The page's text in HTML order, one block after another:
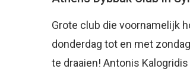
Grote club die voornamelijk
donderdag tot en met
te draaien! Antonis